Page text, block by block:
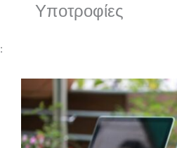
Υποτροφίες
: